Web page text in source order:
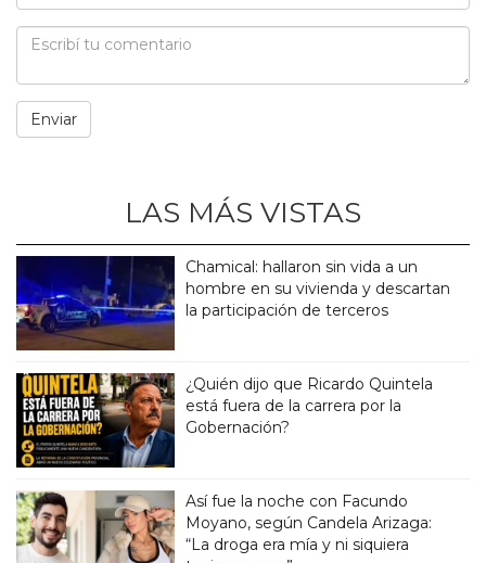
LAS MÁS VISTAS
Chamical: hallaron sin vida a un
hombre en su vivienda y descartan
la participación de terceros
¿Quién dijo que Ricardo Quintela
está fuera de la carrera por la
Gobernación?
Así fue la noche con Facundo
Moyano, según Candela Arizaga:
“La droga era mía y ni siquiera